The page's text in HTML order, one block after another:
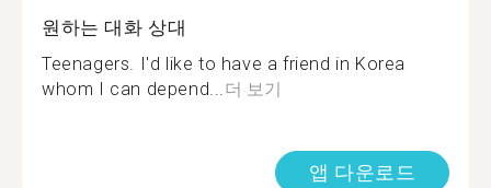
원하는 대화 상대
Teenagers. I'd like to have a friend in Korea
whom I can depend...더 보기
앱 다운로드